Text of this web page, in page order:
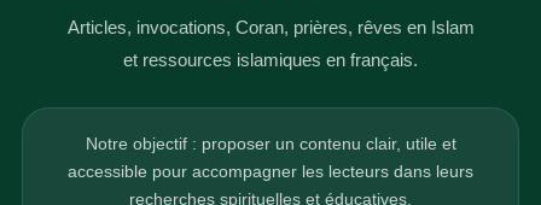
Articles, invocations, Coran, prières, rêves en Islam
et ressources islamiques en français.
Notre objectif : proposer un contenu clair, utile et
accessible pour accompagner les lecteurs dans leurs
recherches spirituelles et éducatives.